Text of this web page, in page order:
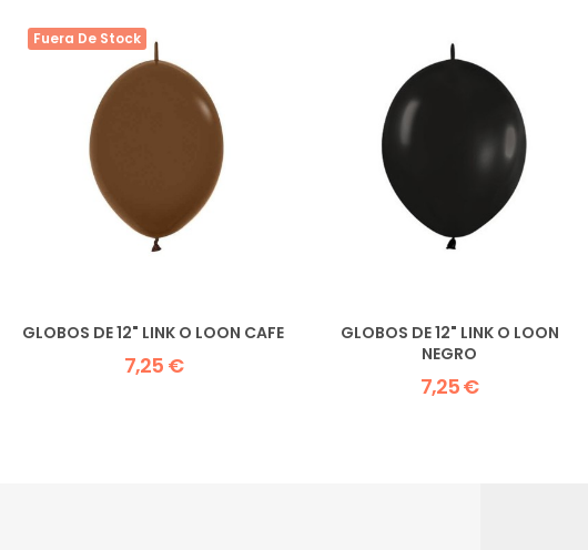
Fuera De Stock
GLOBOS DE 12" LINK O LOON CAFE
7,25 €
GLOBOS DE 12" LINK O LOON
NEGRO
7,25 €